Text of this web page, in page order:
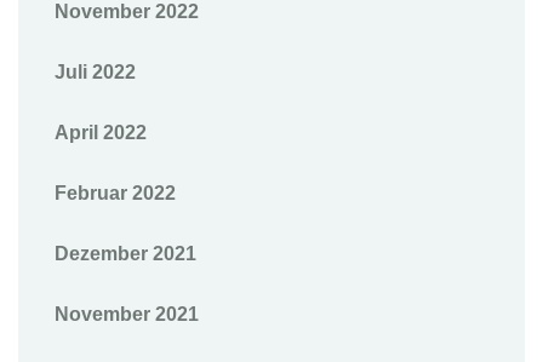
November 2022
Juli 2022
April 2022
Februar 2022
Dezember 2021
November 2021